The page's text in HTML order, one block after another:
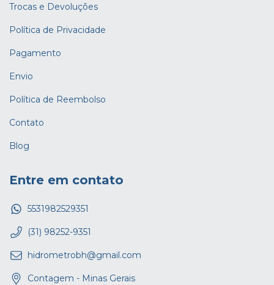
Trocas e Devoluções
Política de Privacidade
Pagamento
Envio
Política de Reembolso
Contato
Blog
Entre em contato
5531982529351
(31) 98252-9351
hidrometrobh@gmail.com
Contagem - Minas Gerais